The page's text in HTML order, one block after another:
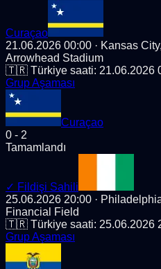
Curaçao
21.06.2026 00:00 · Kansas
Arrowhead Stadium
🇹🇷 Türkiye saati: 21.06.2026
Grup Aşaması
Curaçao
0 - 2
Tamamlandı
✓ Fildişi Sahili
25.06.2026 20:00 ·
Financial Field
🇹🇷 Türkiye saati: 25.06.2026
Grup Aşaması